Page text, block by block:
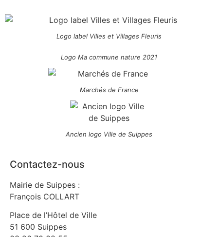
Logo label Villes et Villages Fleuris
Logo Ma commune nature 2021
Marchés de France
Ancien logo Ville de Suippes
Contactez-nous
Mairie de Suippes :
François COLLART
Place de l’Hôtel de Ville
51 600 Suippes